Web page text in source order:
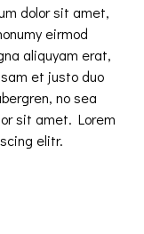
dolor sit amet,
eirmod
aliquyam erat,
et justo duo
no sea
sit amet. Lorem
elitr.